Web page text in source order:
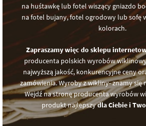
na huśtawkę lub fotel wiszący gniazdo
na fotel bujany, fotel ogrodowy lub sofę
kolorach.
Zapraszamy więc do sklepu
producenta polskich wyrobów
najwyższą jakość, konkurencyjne ceny
zamówienia. Wyroby z wikliny- znamy się
Wejdź na stronę producenta wyrobów
produkt najlepszydla Ciebie i